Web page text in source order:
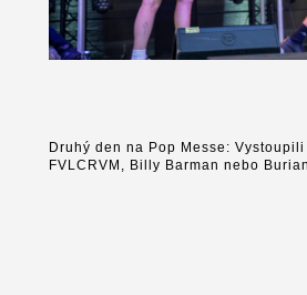
Druhý den na Pop Messe: Vystoupili
FVLCRVM, Billy Barman nebo Burian